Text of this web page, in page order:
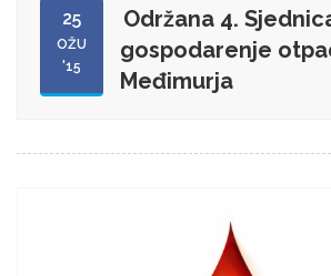
25
OŽU
'15
Održana 4.
gospodarenje
Međimurja